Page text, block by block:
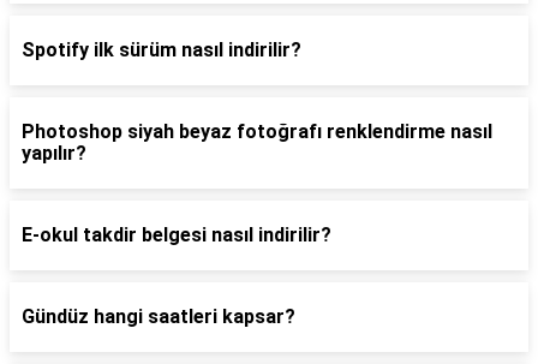
Spotify ilk sürüm nasıl indirilir?
Photoshop siyah beyaz fotoğrafı renklendirme nasıl
yapılır?
E-okul takdir belgesi nasıl indirilir?
Gündüz hangi saatleri kapsar?